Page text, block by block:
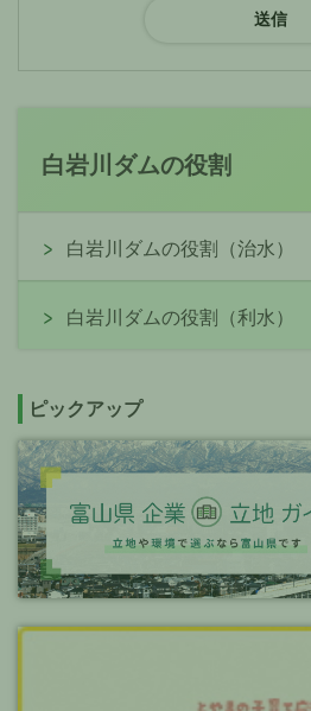
白岩川ダムの役割
白岩川ダムの役割（治水）
白岩川ダムの役割（利水）
ピックアップ